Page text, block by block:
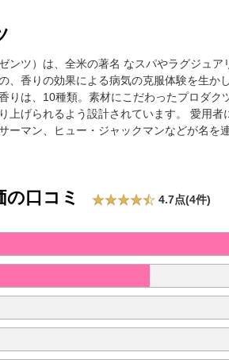
ンツ）は、全米の著名 なスパやラグジュ
、香りの効果による病気の克服体験を生か
りは、10種類。素材にこだわったプロダ
上げられるよう設計されています。 愛用
ーマン、ヒュー・ジャックマンなどが名を
の口コミ 4.7点(4件)